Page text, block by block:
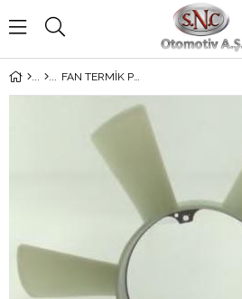
FAN TERMİK PERVANESİ SPRİNTER 3 DELİK 6 KANAT 601